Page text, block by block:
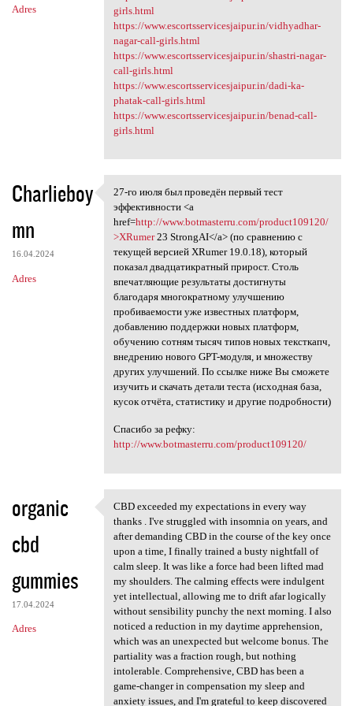
Adres
girls.html
https://www.escortsservicesjaipur.in/vidhyadhar-
nagar-call-girls.html
https://www.escortsservicesjaipur.in/shastri-nagar-
call-girls.html
https://www.escortsservicesjaipur.in/dadi-ka-
phatak-call-girls.html
https://www.escortsservicesjaipur.in/benad-call-
girls.html
Charlieboy
mn
16.04.2024
Adres
27-го июля был проведён
27-го июля был проведён первый тест
эффективности <a
href=http://www.botmasterru.com/product109120/
>XRumer23 StrongAI</a> (по сравнению с
текущей версией XRumer 19.0.18), который
показал двадцатикратный прирост. Столь
впечатляющие результаты достигнуты
благодаря многократному улучшению
пробиваемости уже известных платформ,
добавлению поддержки новых платформ,
обучению сотням тысяч типов новых тексткапч,
внедрению нового GPT-модуля, и множеству
других улучшений. По ссылке ниже Вы сможете
изучить и скачать детали теста (исходная база,
кусок отчёта, статистику и другие подробности)
Спасибо за рефку:
http://www.botmasterru.com/product109120/
organic
cbd
gummies
17.04.2024
Adres
CBD exceeded my expectations
CBD exceeded my expectations in every way
thanks . I've struggled with insomnia on years, and
after demanding CBD in the course of the key once
upon a time, I finally trained a busty nightfall of
calm sleep. It was like a force had been lifted mad
my shoulders. The calming effects were indulgent
yet intellectual, allowing me to drift afar logically
without sensibility punchy the next morning. I also
noticed a reduction in my daytime apprehension,
which was an unexpected but welcome bonus. The
partiality was a fraction rough, but nothing
intolerable. Comprehensive, CBD has been a
game-changer in compensation my sleep and
anxiety issues, and I'm grateful to keep discovered